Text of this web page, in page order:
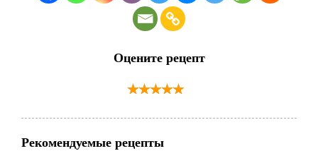
Оцените рецепт
Рекомендуемые рецепты